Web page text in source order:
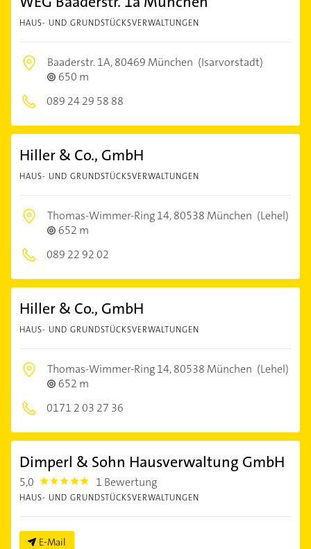
HAUS- UND GRUNDSTÜCKSVERWALTUNGEN
Baaderstr. 1A,80469 München (Isarvorstadt)
650 m
089 24 29 58 88
Hiller & Co., GmbH
HAUS- UND GRUNDSTÜCKSVERWALTUNGEN
Thomas-Wimmer-Ring 14,80538 München (Lehel)
652 m
089 22 92 02
Hiller & Co., GmbH
HAUS- UND GRUNDSTÜCKSVERWALTUNGEN
Thomas-Wimmer-Ring 14,80538 München (Lehel)
652 m
0171 2 03 27 36
Dimperl & Sohn Hausverwaltung GmbH
5,0 5.0 1 Bewertung
HAUS- UND GRUNDSTÜCKSVERWALTUNGEN
E-Mail